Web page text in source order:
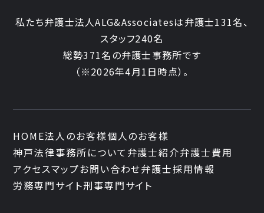
私たち弁護士法人ALG&Associatesは弁護士131名、
スタッフ240名
総勢371名の弁護士事務所です
（※2026年4月1日時点）。
HOME法人のお客様個人のお客様
神戸法律事務所について 弁護士紹介弁護士費用
アクセスマップお問い合わせ弁護士採用情報
労務専門サイト刑事専門サイト